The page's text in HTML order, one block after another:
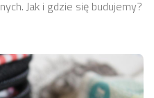
Jak i gdzie się budujemy?